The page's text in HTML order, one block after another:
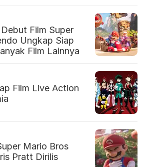
Film Super
Ungkap Siap
Film Lainnya
Film Live Action
Mario Bros
Pratt Dirilis